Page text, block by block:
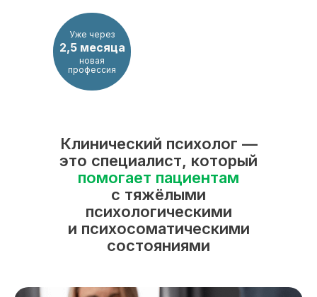
2,5 месяца
Уже через
новая
профессия
Клинический психолог —
это специалист, который
помогает пациентам
с тяжёлыми
психологическими
и психосоматическими
состояниями